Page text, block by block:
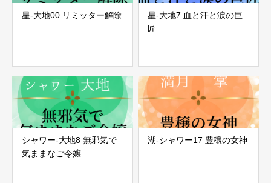
星-大地00 リミッター解除
星-大地7 血と汗と涙の巨
匠
シャワー-大地8 無邪気で
気ままなご令嬢
湖-シャワー17 豊穣の女神